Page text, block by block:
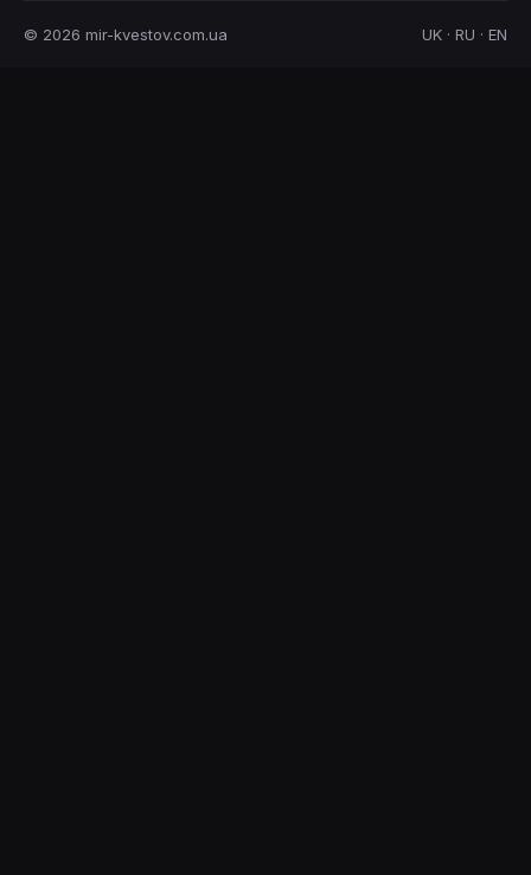
© 2026 mir-kvestov.com.ua UK · RU · EN